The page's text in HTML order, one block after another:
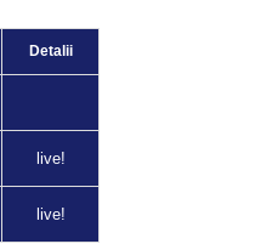
Detalii
live!
live!